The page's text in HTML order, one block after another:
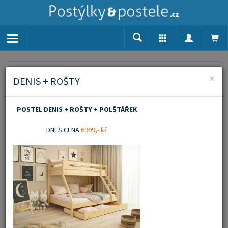
Toggle
Přebalovací komody
Zobrazit popis
Novinka
Akční zboží
Doporučujeme
Filtrovat
×
DENIS + ROŠTY
POSTEL DENIS + ROŠTY + POLŠTÁŘEK
DNES CENA6999,- kč